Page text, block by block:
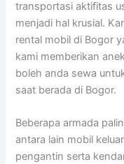
transportasi aktifitas
menjadi hal krusial.
rental mobil di Bogor
kami memberikan
boleh anda sewa
saat berada di Bogor.
Beberapa armada
antara lain mobil
pengantin serta